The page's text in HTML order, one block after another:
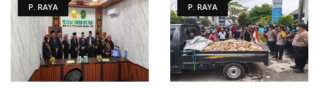
P. RAYA P. RAYA